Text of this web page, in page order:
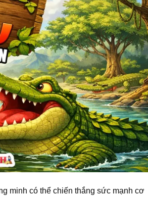
minh có thể chiến thắng sức mạnh cơ